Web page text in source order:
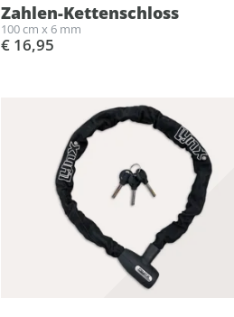
Zahlen-Kettenschloss
100 cm x 6 mm
€ 16,95